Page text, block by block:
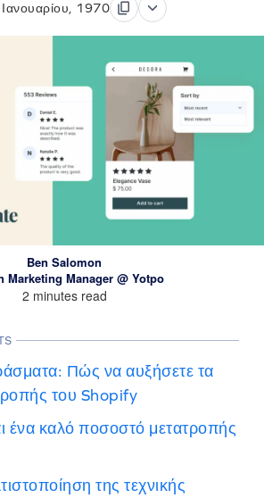
1970
Ben Salomon
Marketing Manager @ Yotpo
2 minutes read
Πώς να αυξήσετε τα
του Shopify
ένα καλό ποσοστό μετατροπής
της τεχνικής